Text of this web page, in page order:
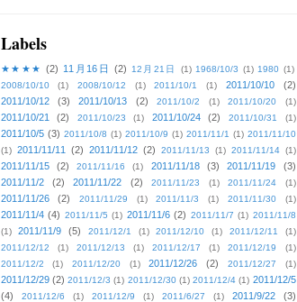
Labels
★★★★ (2) 11月16日 (2) 12月21日 (1) 1968/10/3 (1) 1980 (1)
2008/10/10
(1) 2008/10/12 (1) 2011/10/1 (1) 2011/10/10
(2)
2011/10/12
(3) 2011/10/13 (2) 2011/10/2 (1) 2011/10/20 (1)
2011/10/21 (2) 2011/10/23 (1) 2011/10/24 (2) 2011/10/31 (1)
2011/10/5 (3) 2011/10/8 (1) 2011/10/9 (1) 2011/11/1 (1) 2011/11/10
(1) 2011/11/11 (2) 2011/11/12 (2) 2011/11/13 (1) 2011/11/14 (1)
2011/11/15 (2) 2011/11/16 (1) 2011/11/18 (3) 2011/11/19
(3)
2011/11/2
(2) 2011/11/22 (2) 2011/11/23 (1) 2011/11/24 (1)
2011/11/26 (2) 2011/11/29 (1) 2011/11/3 (1) 2011/11/30 (1)
2011/11/4 (4) 2011/11/5 (1) 2011/11/6 (2) 2011/11/7 (1) 2011/11/8
(1)
2011/11/9 (5) 2011/12/1 (1) 2011/12/10 (1) 2011/12/11
(1)
2011/12/12
(1) 2011/12/13 (1) 2011/12/17 (1) 2011/12/19
(1)
2011/12/2
(1) 2011/12/20 (1) 2011/12/26 (2) 2011/12/27 (1)
2011/12/29 (2) 2011/12/3 (1) 2011/12/30 (1) 2011/12/4 (1) 2011/12/5
(4)
2011/12/6 (1) 2011/12/9 (1) 2011/6/27 (1) 2011/9/22 (3)